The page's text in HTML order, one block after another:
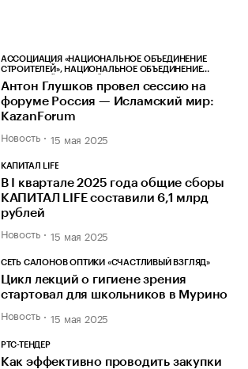
АССОЦИАЦИЯ «НАЦИОНАЛЬНОЕ ОБЪЕДИНЕНИЕ
СТРОИТЕЛЕЙ», НАЦИОНАЛЬНОЕ ОБЪЕДИНЕНИЕ
Антон Глушков провел сессию на
форуме Россия — Исламский мир:
KazanForum
Новость 15 мая 2025
КАПИТАЛ LIFE
В I квартале 2025 года общие сборы
КАПИТАЛ LIFE составили 6,1 млрд
рублей
Новость 15 мая 2025
СЕТЬ САЛОНОВ ОПТИКИ «СЧАСТЛИВЫЙ ВЗГЛЯД»
Цикл лекций о гигиене зрения
стартовал для школьников в Мурино
Новость 15 мая 2025
РТС-ТЕНДЕР
Как эффективно проводить закупки